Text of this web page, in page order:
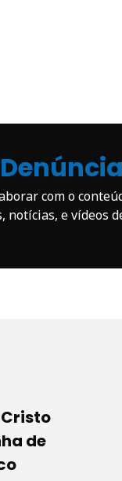
com o
notícias, e vídeos
de